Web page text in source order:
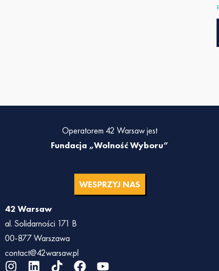
Operatorem 42 Warsaw jest
Fundacja „Wolność Wyboru”
WESPRZYJ NAS
42 Warsaw
al. Solidarności 171 B
00-877 Warszawa
contact@42warsaw.pl
I L T F Y